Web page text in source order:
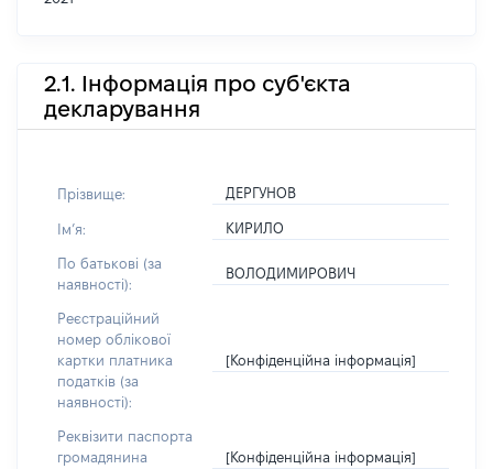
2.1. Інформація про суб'єкта
декларування
Прізвище: ДЕРГУНОВ
Імʼя: КИРИЛО
По батькові (за
наявності):
ВОЛОДИМИРОВИЧ
Реєстраційний
номер облікової
картки платника
податків (за
наявності):
[Конфіденційна інформація]
Реквізити паспорта
громадянина
[Конфіденційна інформація]